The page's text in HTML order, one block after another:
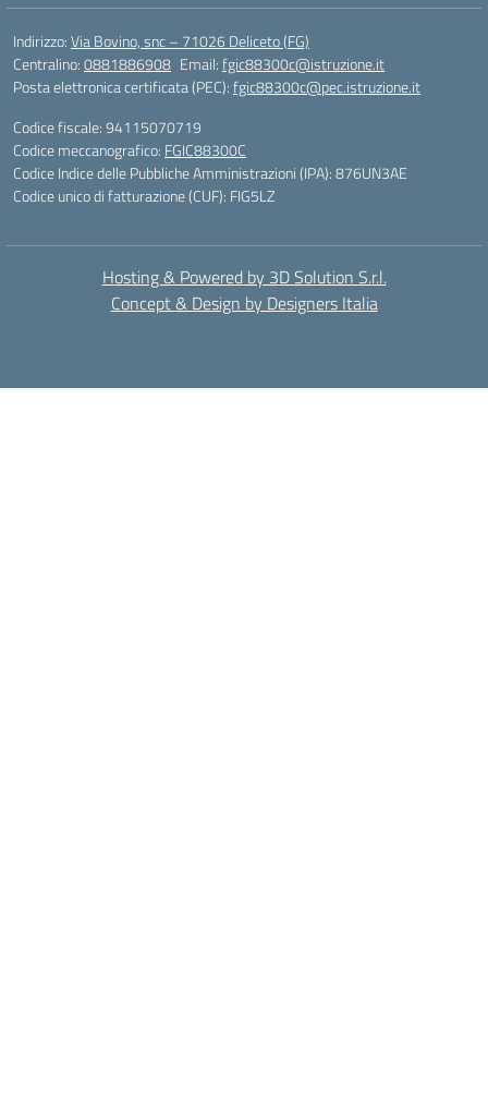
Indirizzo:Via Bovino, snc – 71026 Deliceto (FG)
Centralino:0881886908 Email:fgic88300c@istruzione.it
Posta elettronica certificata (PEC):fgic88300c@pec.istruzione.it
Codice fiscale: 94115070719
Codice meccanografico: FGIC88300C
Codice Indice delle Pubbliche Amministrazioni (IPA): 876UN3AE
Codice unico di fatturazione (CUF): FIG5LZ
Hosting & Powered by 3D Solution S.r.l.
Concept & Design by Designers Italia